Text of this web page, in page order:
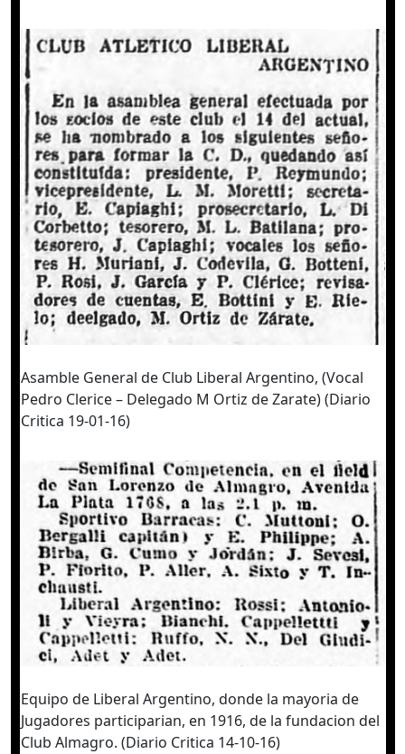
Asamble General de Club Liberal Argentino, (Vocal
Pedro Clerice – Delegado M Ortiz de Zarate) (Diario
Critica 19-01-16)
Equipo de Liberal Argentino, donde la mayoria de
Jugadores participarian, en 1916, de la fundacion del
Club Almagro. (Diario Critica 14-10-16)